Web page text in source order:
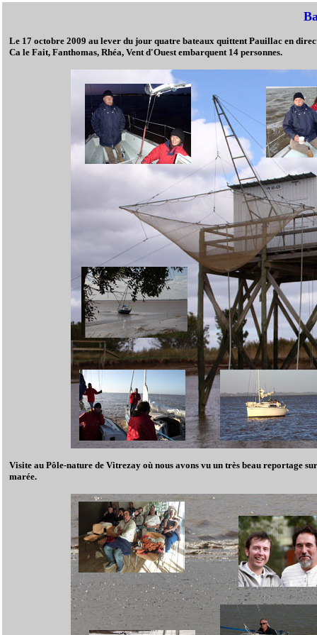
Le 17 octobre 2009 au lever du jour quatre bateaux quittent Pauillac en
Ca le Fait, Fanthomas, Rhéa, Vent d'Ouest embarquent 14 personnes.
Visite au Pôle-nature de Vitrezay où nous avons vu un très beau reportage
marée.